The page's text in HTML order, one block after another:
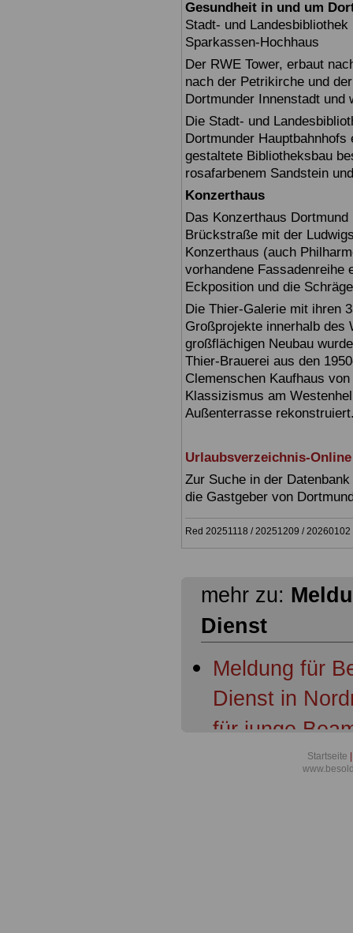
Gesundheit in und um
Stadt- und
Sparkassen-Hochhaus
Der RWE Tower, erbaut
nach der Petrikirche und
Dortmunder Innenstadt und
Die Stadt- und
Dortmunder
gestaltete Bibliotheksbau
rosafarbenem Sandstein
Konzerthaus
Das Konzerthaus
Brückstraße mit der
Konzerthaus (auch
vorhandene Fassadenreihe
Eckposition und die
Die Thier-Galerie mit ihren
Großprojekte innerhalb des
großflächigen Neubau
Thier-Brauerei aus den
Clemenschen Kaufhaus
Klassizismus am
Außenterrasse
Urlaubsverzeichnis-Online
Zur Suche in der
die Gastgeber von
Red 20251118 / 20251209 /
mehr zu:
Dienst
Meldung für
Dienst in
für junge
AktuellesStartseite